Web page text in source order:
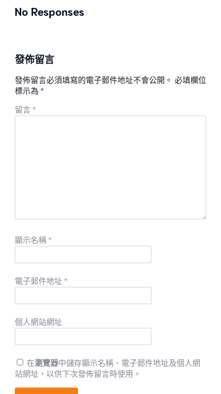
No Responses
發佈留言
發佈留言必須填寫的電子郵件地址不會公開。 必填欄位
標示為 *
留言 *
顯示名稱 *
電子郵件地址 *
個人網站網址
在瀏覽器中儲存顯示名稱、電子郵件地址及個人網
站網址，以供下次發佈留言時使用。